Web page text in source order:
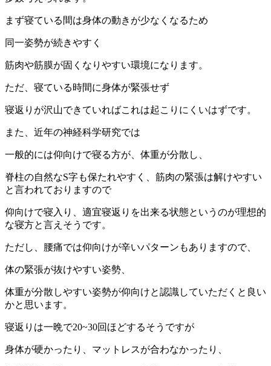
まず寝ている間は身体の動きが少なくなるため
同一姿勢が続きやすく
筋肉や筋膜が固くなりやすい環境になります。
ただ、寝ている時間に身体が緊張せず
寝返りが沢山できていればこれは起こりにくいはずです。
また、近年の神経科学研究では
一般的には仰向けで寝る方が、体重が分散し、
脊柱の自然なS字も保たれやすく、筋肉の緊張は解けやすい
と言われておりますので
仰向けで寝入り、適宜寝返りを出来る状態というのが理想的
な寝方と言えそうです。
ただし、腰痛では仰向けが辛いパターンもありますので、
体の緊張が抜けやすい姿勢、
体重が分散しやすい姿勢が仰向けと認識していただくと良い
かと思います。
寝返りは一晩で20~30回ほどするそうですが
身体が硬かったり、マットレスが合わなかったり、